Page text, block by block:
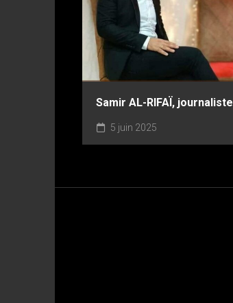
Samir AL-RIFAÏ, journaliste
5 juin 2025